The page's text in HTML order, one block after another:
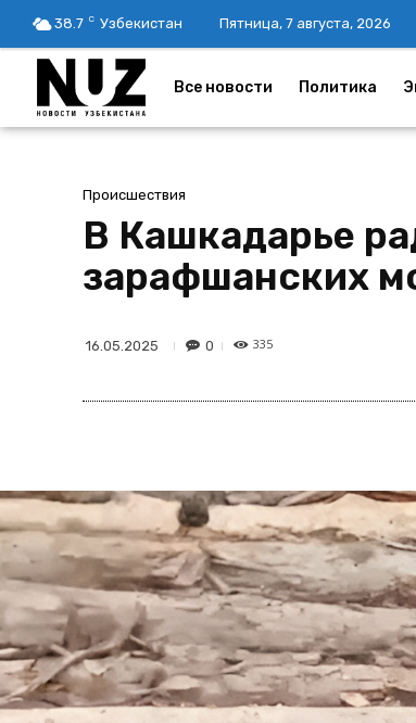
38.7 C Узбекистан Пятница, 7 августа, 2026
Все новости Политика
Происшествия
В Кашкадарье
зарафшанских
16.05.2025 0 335